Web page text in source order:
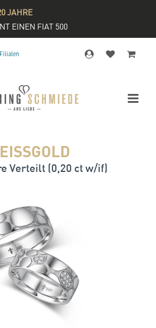
JAHRE
EINEN FIAT 500
Verteilt (0,20 ct w/if)